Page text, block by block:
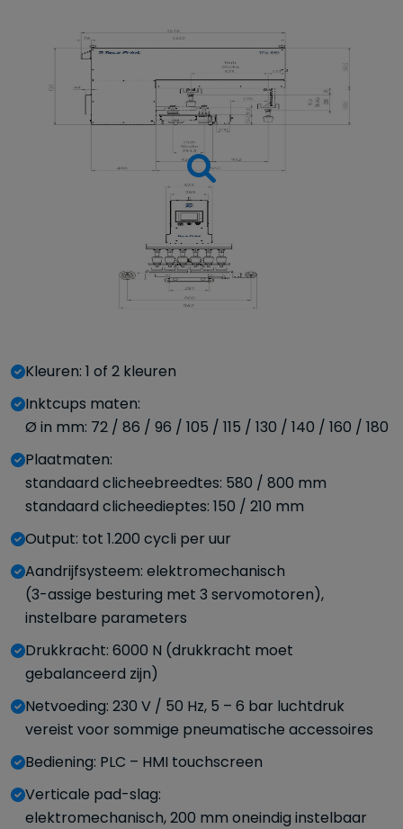
Kleuren: 1 of 2 kleuren
Inktcups maten:
Ø in mm: 72 / 86 / 96 / 105 / 115 / 130 / 140 / 160 / 180
Plaatmaten:
standaard clicheebreedtes: 580 / 800 mm
standaard clicheedieptes: 150 / 210 mm
Output: tot 1.200 cycli per uur
Aandrijfsysteem: elektromechanisch
(3-assige besturing met 3 servomotoren),
instelbare parameters
Drukkracht: 6000 N (drukkracht moet
gebalanceerd zijn)
Netvoeding: 230 V / 50 Hz, 5 – 6 bar luchtdruk
vereist voor sommige pneumatische accessoires
Bediening: PLC – HMI touchscreen
Verticale pad-slag:
elektromechanisch, 200 mm oneindig instelbaar